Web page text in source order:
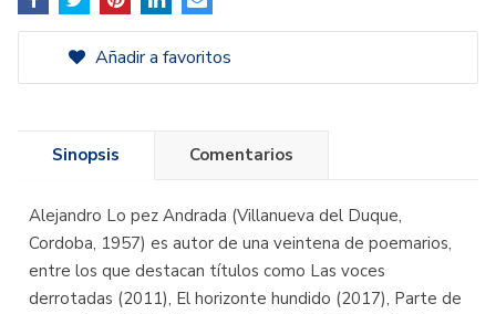
Añadir a favoritos
Sinopsis Comentarios
Alejandro Lo pez Andrada (Villanueva del Duque,
Cordoba, 1957) es autor de una veintena de poemarios,
entre los que destacan títulos como Las voces
derrotadas (2011), El horizonte hundido (2017), Parte de